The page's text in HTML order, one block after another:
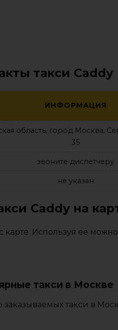
такси Caddy
ИНФОРМАЦИЯ
область, город Москва,
35
звоните диспетчеру
не указан
Caddy на
Используя ее
такси в Москве
такси в